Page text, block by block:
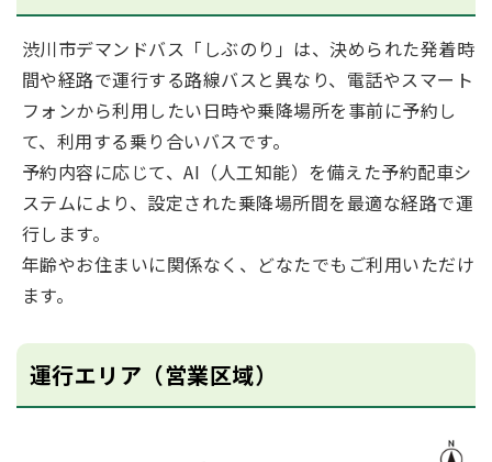
渋川市デマンドバス「しぶのり」は、決められた発着時
間や経路で運行する路線バスと異なり、電話やスマート
フォンから利用したい日時や乗降場所を事前に予約し
て、利用する乗り合いバスです。
予約内容に応じて、AI（人工知能）を備えた予約配車シ
ステムにより、設定された乗降場所間を最適な経路で運
行します。
年齢やお住まいに関係なく、どなたでもご利用いただけ
ます。
運行エリア（営業区域）